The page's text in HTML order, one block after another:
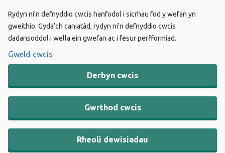
Rydyn ni’n defnyddio cwcis hanfodol i sicrhau fod y wefan yn
gweithio. Gyda’ch caniatâd, rydyn ni’n defnyddio cwcis
dadansoddol i wella ein gwefan ac i fesur perfformiad.
Gweld cwcis
Derbyn cwcis
Gwrthod cwcis
Rheoli dewisiadau